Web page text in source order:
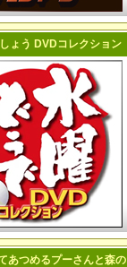
ょう DVDコレクション
あつめるプーさんと森の